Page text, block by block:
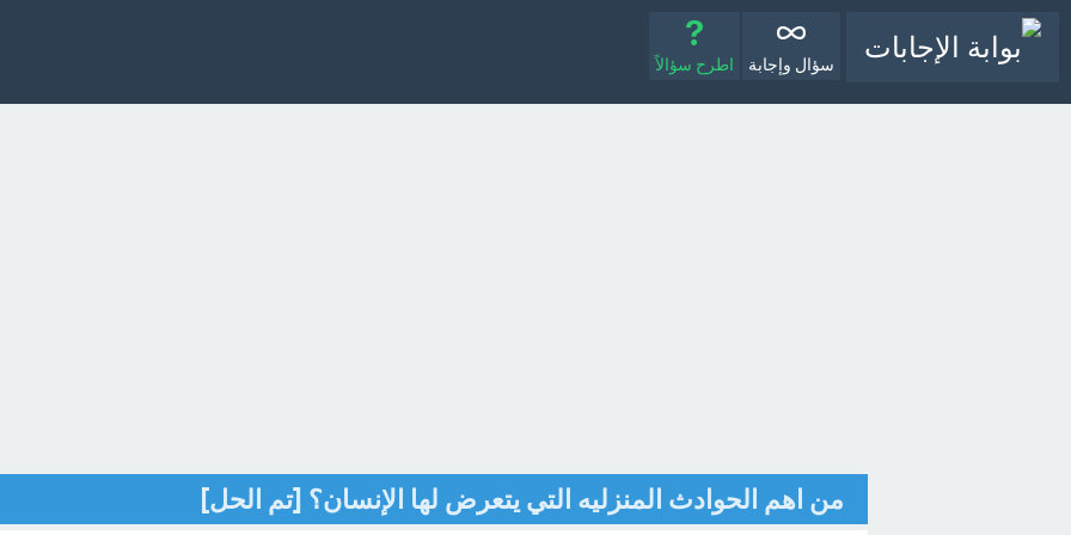
سؤال وإجابة اطرح سؤالاً
من اهم الحوادث المنزليه التي يتعرض لها الإنسان؟ [تم الحل]